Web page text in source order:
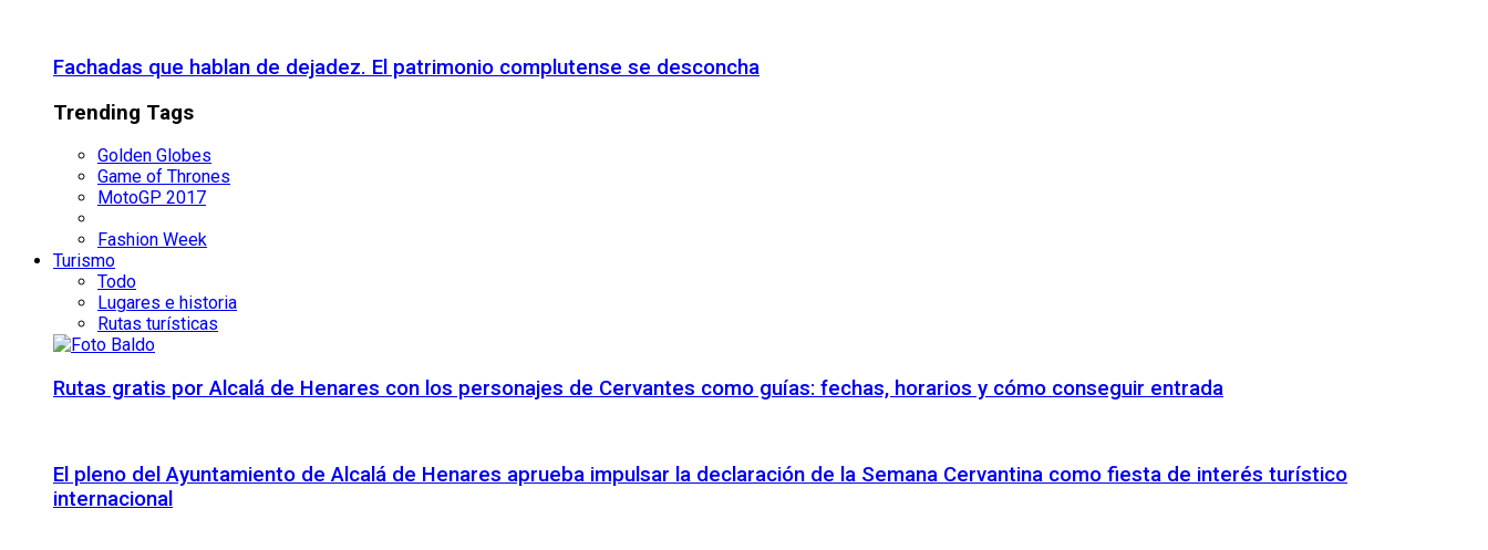
Fachadas que hablan de dejadez. El patrimonio complutense se desconcha
Trending Tags
Golden Globes
Game of Thrones
MotoGP 2017
Fashion Week
Turismo
Todo
Lugares e historia
Rutas turísticas
Rutas gratis por Alcalá de Henares con los personajes de Cervantes como guías: fechas, horarios y cómo conseguir entrada
El pleno del Ayuntamiento de Alcalá de Henares aprueba impulsar la declaración de la Semana Cervantina como fiesta de interés turístico
internacional